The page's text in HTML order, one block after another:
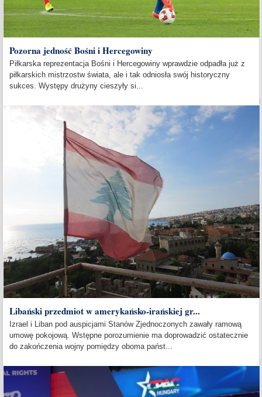
Pozorna jedność Bośni i Hercegowiny
Piłkarska reprezentacja Bośni i Hercegowiny wprawdzie odpadła już z
piłkarskich mistrzostw świata, ale i tak odniosła swój historyczny
sukces. Występy drużyny cieszyły si...
Libański przedmiot w amerykańsko-irańskiej gr...
Izrael i Liban pod auspicjami Stanów Zjednoczonych zawały ramową
umowę pokojową. Wstępne porozumienie ma doprowadzić ostatecznie
do zakończenia wojny pomiędzy oboma państ...